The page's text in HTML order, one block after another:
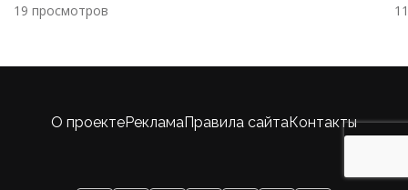
19 просмотров
О проектеРекламаПравила сайтаКонтакты